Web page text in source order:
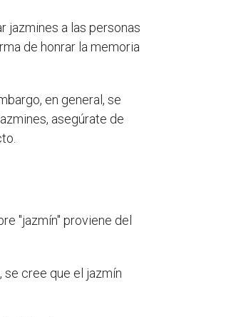
jazmines a las personas
de honrar la memoria
en general, se
asegúrate de
"jazmín" proviene del
se cree que el jazmín